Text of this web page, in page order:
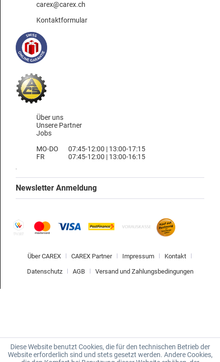
carex@carex.ch
Kontaktformular
Über uns
Unsere Partner
Jobs
MO-DO
FR
07:45-12:00 | 13:00-17:15
07:45-12:00 | 13:00-16:15
Newsletter Anmeldung
Über CAREX CAREX Partner Impressum Kontakt
Datenschutz AGB Versand und Zahlungsbedingungen
Diese Website benutzt Cookies, die für den technischen Betrieb der
Website erforderlich sind und stets gesetzt werden. Andere Cookies,